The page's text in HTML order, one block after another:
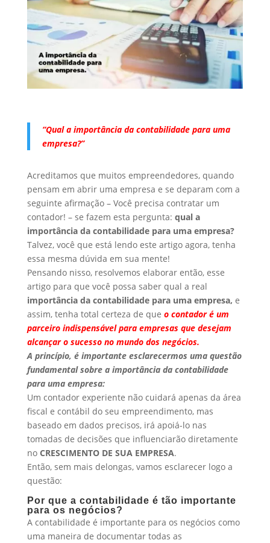
“Qual a importância da contabilidade para uma
empresa?”
Acreditamos que muitos empreendedores, quando
pensam em abrir uma empresa e se deparam com a
seguinte afirmação – Você precisa contratar um
contador! – se fazem esta pergunta: qual a
importância da contabilidade para uma empresa?
Talvez, você que está lendo este artigo agora, tenha
essa mesma dúvida em sua mente!
Pensando nisso, resolvemos elaborar então, esse
artigo para que você possa saber qual a real
importância da contabilidade para uma empresa, e
assim, tenha total certeza de que o contador é um
parceiro indispensável para empresas que desejam
alcançar o sucesso no mundo dos negócios.
A princípio, é importante esclarecermos uma questão
fundamental sobre a importância da contabilidade
para uma empresa:
Um contador experiente não cuidará apenas da área
fiscal e contábil do seu empreendimento, mas
baseado em dados precisos, irá apoiá-lo nas
tomadas de decisões que influenciarão diretamente
no CRESCIMENTO DE SUA EMPRESA.
Então, sem mais delongas, vamos esclarecer logo a
questão:
Por que a contabilidade é tão importante
para os negócios?
A contabilidade é importante para os negócios como
uma maneira de documentar todas as